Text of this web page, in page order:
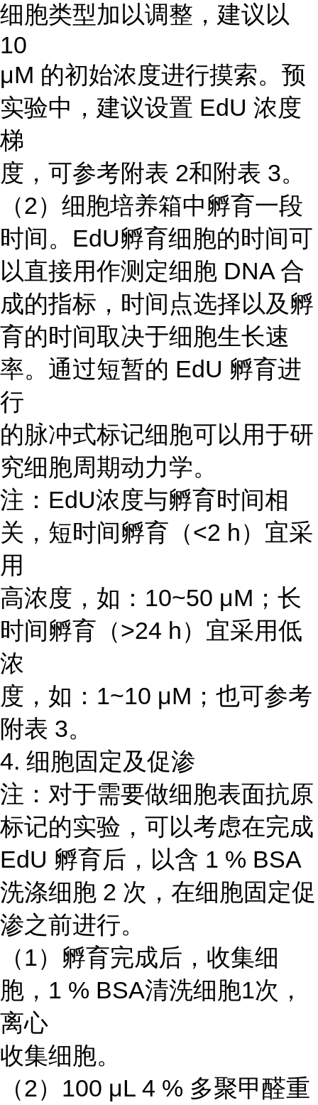
细胞类型加以调整，建议以
10
μM 的初始浓度进行摸索。预
实验中，建议设置 EdU 浓度
梯
度，可参考附表 2和附表 3。
（2）细胞培养箱中孵育一段
时间。EdU孵育细胞的时间可
以直接用作测定细胞 DNA 合
成的指标，时间点选择以及孵
育的时间取决于细胞生长速
率。通过短暂的 EdU 孵育进
行
的脉冲式标记细胞可以用于研
究细胞周期动力学。
注：EdU浓度与孵育时间相
关，短时间孵育（<2 h）宜采
用
高浓度，如：10~50 μM；长
时间孵育（>24 h）宜采用低
浓
度，如：1~10 μM；也可参考
附表 3。
4. 细胞固定及促渗
注：对于需要做细胞表面抗原
标记的实验，可以考虑在完成
EdU 孵育后，以含 1 % BSA
洗涤细胞 2 次，在细胞固定促
渗之前进行。
（1）孵育完成后，收集细
胞，1 % BSA清洗细胞1次，
离心
收集细胞。
（2）100 μL 4 % 多聚甲醛重